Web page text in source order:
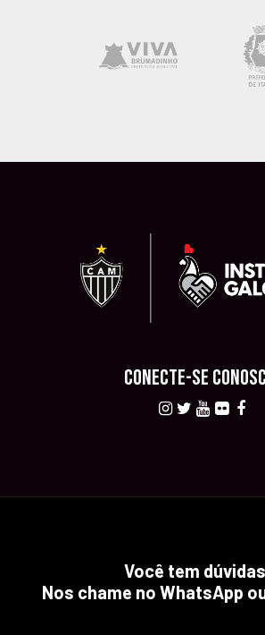
CONECTE-SE
Você tem
Nos chame no WhatsApp